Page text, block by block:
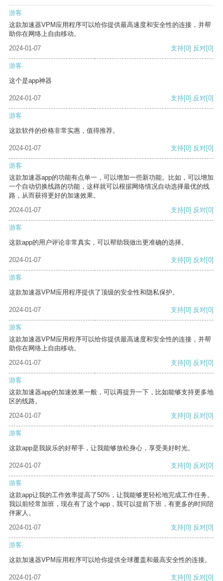
游客
这款加速器VPM应用程序可以给你提供最高速度和安全性的连接，并帮
助你在网络上自由移动。
2024-01-07
支持[0] 反对[0]
游客
这个是app神器
2024-01-07 支持[0] 反对[0]
游客
这款软件的价格非常实惠，值得推荐。
2024-01-07 支持[0] 反对[0]
游客
这款加速器app的功能有点单一，可以增加一些新功能。比如，可以增加
一个自动切换线路的功能，这样就可以根据网络情况自动选择最优的线
路，从而获得更好的加速效果。
2024-01-07
支持[0] 反对[0]
游客
这款app的用户评论非常真实，可以帮助我做出更准确的选择。
2024-01-07 支持[0] 反对[0]
游客
这款加速器VPM应用程序提供了顶级的安全性和隐私保护。
2024-01-07 支持[0] 反对[0]
游客
这款加速器VPM应用程序可以给你提供最高速度和安全性的连接，并帮
助你在网络上自由移动。
2024-01-07
支持[0] 反对[0]
游客
这款加速器app的加速效果一般，可以再提升一下，比如能够支持更多地
区的线路。
2024-01-07
支持[0] 反对[0]
游客
这款app是我娱乐的好帮手，让我能够放松身心，享受美好时光。
2024-01-07 支持[0] 反对[0]
游客
这款app让我的工作效率提高了50%，让我能够更轻松地完成工作任务。
我以前经常加班，现在有了这个app，我可以提前下班，有更多的时间陪
伴家人。
2024-01-07
支持[0] 反对[0]
游客
这款加速器VPM应用程序可以给你提供全球覆盖和最高安全性的连接。
2024-01-07 支持[0] 反对[0]